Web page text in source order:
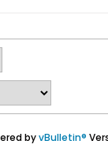
byvBulletin®